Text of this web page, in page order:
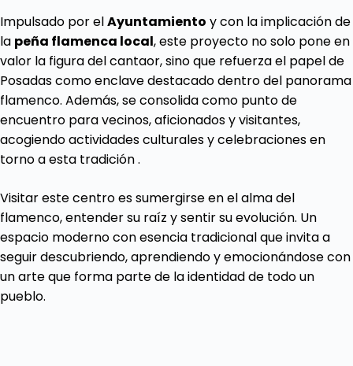
Impulsado por elAyuntamiento y con la implicación de
la peña flamenca local, este proyecto no solo pone en
valor la figura del cantaor, sino que refuerza el papel de
Posadas como enclave destacado dentro del panorama
flamenco. Además, se consolida como punto de
encuentro para vecinos, aficionados y visitantes,
acogiendo actividades culturales y celebraciones en
torno a esta tradición .
Visitar este centro es sumergirse en el alma del
flamenco, entender su raíz y sentir su evolución. Un
espacio moderno con esencia tradicional que invita a
seguir descubriendo, aprendiendo y emocionándose con
un arte que forma parte de la identidad de todo un
pueblo.